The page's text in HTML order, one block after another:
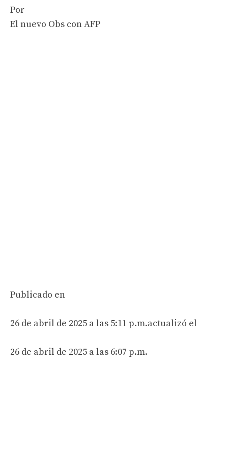
Por
El nuevo Obs con AFP
Publicado en
26 de abril de 2025 a las 5:11 p.m.actualizó el
26 de abril de 2025 a las 6:07 p.m.